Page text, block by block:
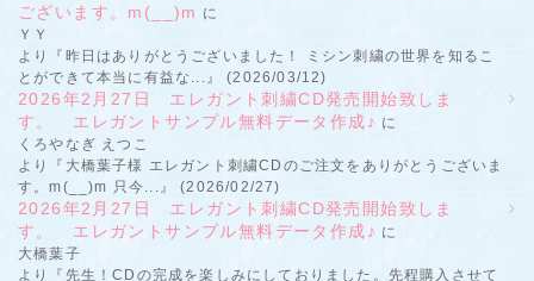
ございます。m(__)m に
ＹＹ
より『昨日はありがとうございました！ ミシン刺繍の世界を知るこ
とができて本当に有益な...』 (2026/03/12)
2026年2月27日 エレガント刺繍CD発売開始致しま
す。 エレガントサンプル無料データ作成♪ に
くろやなぎ えつこ
より『大橋葉子様 エレガント刺繍CDのご注文をありがとうございま
す。m(__)m 只今...』 (2026/02/27)
2026年2月27日 エレガント刺繍CD発売開始致しま
す。 エレガントサンプル無料データ作成♪ に
大橋葉子
より『先生！CDの完成を楽しみにしておりました。先程購入させて